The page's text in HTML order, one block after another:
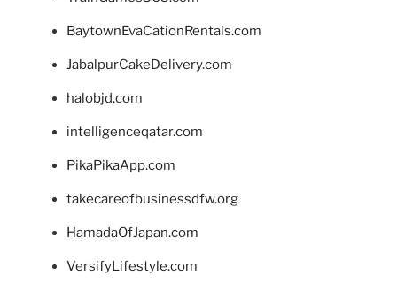
BaytownEvaCationRentals.com
JabalpurCakeDelivery.com
halobjd.com
intelligenceqatar.com
PikaPikaApp.com
takecareofbusinessdfw.org
HamadaOfJapan.com
VersifyLifestyle.com